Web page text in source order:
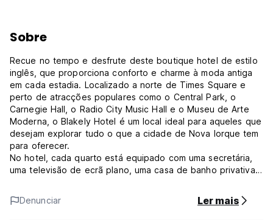
Sobre
Recue no tempo e desfrute deste boutique hotel de estilo
inglês, que proporciona conforto e charme à moda antiga
em cada estadia. Localizado a norte de Times Square e
perto de atracções populares como o Central Park, o
Carnegie Hall, o Radio City Music Hall e o Museu de Arte
Moderna, o Blakely Hotel é um local ideal para aqueles que
desejam explorar tudo o que a cidade de Nova Iorque tem
para oferecer.
No hotel, cada quarto está equipado com uma secretária,
uma televisão de ecrã plano, uma casa de banho privativa,
LuxUrban incluem ar condicionado e um roupeiro.
Os pontos de interesse populares perto do alojamento
Denunciar Ler mais